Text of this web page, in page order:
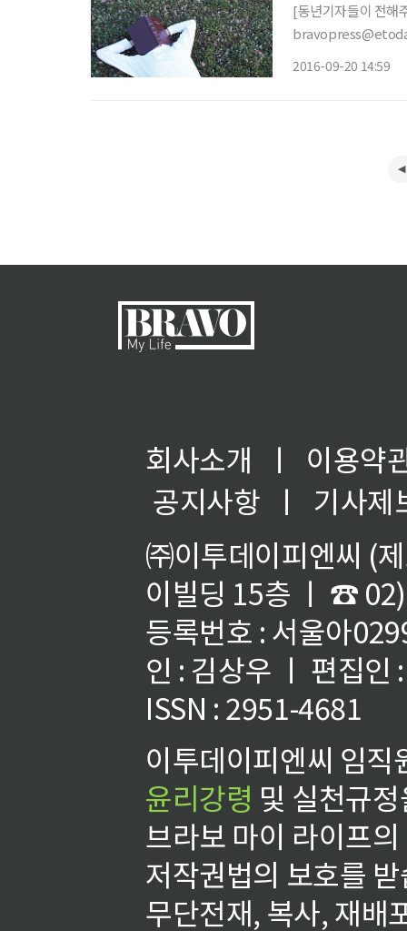
[동년기자들이 전해
bravopress@etoday.co.kr “쟤는 잠들면 업어 가도 몰라. 여자
2016-09-20 14:59
회사소개 ㅣ
이용약
공지사항
ㅣ
기사제
㈜이투데이피엔씨 (
이빌딩 15층 ㅣ ☎
등록번호 : 서울아
인 : 김상우 ㅣ 편집인
ISSN : 2951-4681
이투데이피엔씨 임
윤리강령 및 실천규
브라보 마이 라이프
저작권법의 보호를
무단전재, 복사, 재배